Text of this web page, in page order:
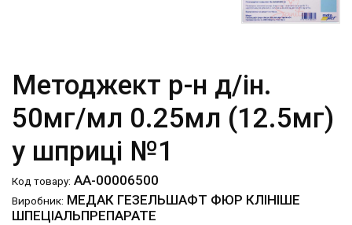
Методжект р-н д/ін.
50мг/мл 0.25мл (12.5мг)
у шприці №1
Код товару: АА-00006500
Виробник: МЕДАК ГЕЗЕЛЬШАФТ ФЮР КЛІНІШЕ
ШПЕЦІАЛЬПРЕПАРАТЕ